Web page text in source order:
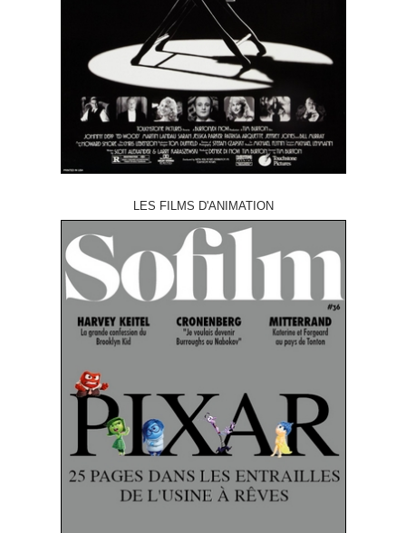
LES FILMS D'ANIMATION